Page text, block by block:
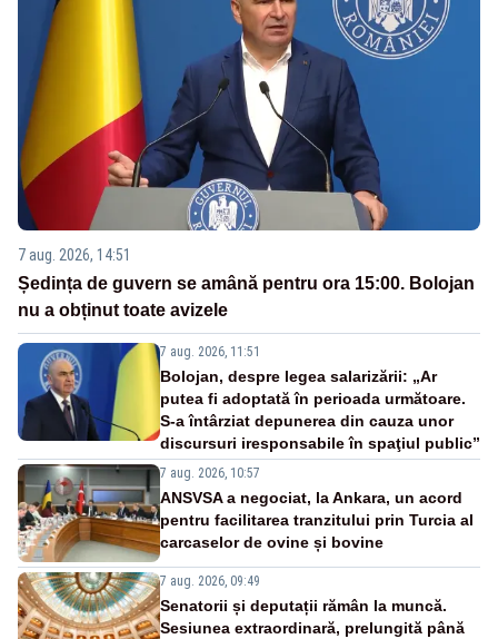
7 aug. 2026, 14:51
Ședința de guvern se amână pentru ora 15:00. Bolojan
nu a obținut toate avizele
7 aug. 2026, 11:51
Bolojan, despre legea salarizării: „Ar
putea fi adoptată în perioada următoare.
S-a întârziat depunerea din cauza unor
discursuri iresponsabile în spaţiul public”
7 aug. 2026, 10:57
ANSVSA a negociat, la Ankara, un acord
pentru facilitarea tranzitului prin Turcia al
carcaselor de ovine și bovine
7 aug. 2026, 09:49
Senatorii și deputații rămân la muncă.
Sesiunea extraordinară, prelungită până